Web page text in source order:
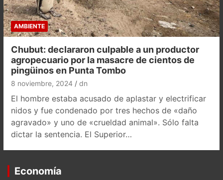
AMBIENTE
Chubut: declararon culpable a un productor
agropecuario por la masacre de cientos de
pingüinos en Punta Tombo
8 noviembre, 2024 dn
El hombre estaba acusado de aplastar y electrificar
nidos y fue condenado por tres hechos de «daño
agravado» y uno de «crueldad animal». Sólo falta
dictar la sentencia. El Superior…
Economía